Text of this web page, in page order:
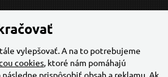
vylepšovať. A na to potrebujeme
cookies, ktoré nám pomáhajú
prispôsobiť obsah a reklamu. Ak